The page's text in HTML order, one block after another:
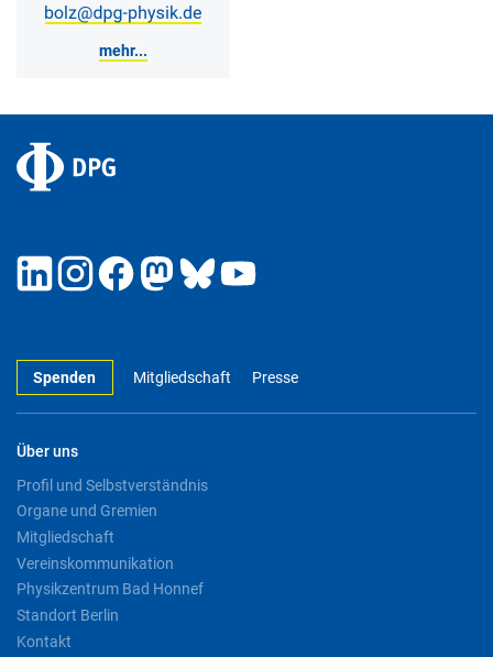
mehr...
Spenden Mitgliedschaft Presse
Über uns
Profil und Selbstverständnis
Organe und Gremien
Mitgliedschaft
Vereinskommunikation
Physikzentrum Bad Honnef
Standort Berlin
Kontakt